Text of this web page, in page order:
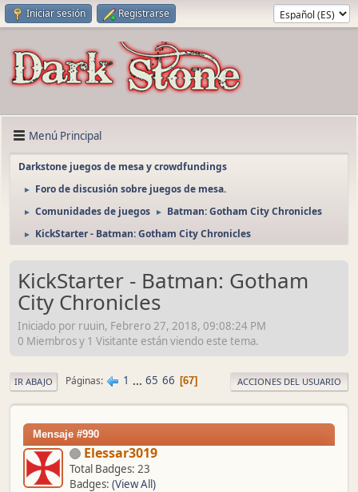
Iniciar sesión Registrarse
Menú Principal
Darkstone juegos de mesa y crowdfundings
► Foro de discusión sobre juegos de mesa.
► Comunidades de juegos ► Batman: Gotham City Chronicles
► KickStarter - Batman: Gotham City Chronicles
KickStarter - Batman: Gotham
City Chronicles
Iniciado por ruuin, Febrero 27, 2018, 09:08:24 PM
0 Miembros y 1 Visitante están viendo este tema.
IR ABAJO Páginas 1 ... 65 66 67 ACCIONES DEL USUARIO
Mensaje #990
Elessar3019
Total Badges: 23
Badges: (View All)